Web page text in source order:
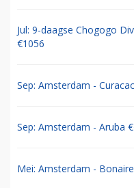
Jul: 9-daagse Chogogo
€1056
Sep: Amsterdam -
Sep: Amsterdam - Aruba
Mei: Amsterdam -